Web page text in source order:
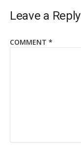
Leave a Reply
COMMENT *